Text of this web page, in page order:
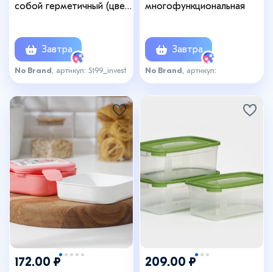
собой герметичный (цвет
Завтра
No Brand , артикул: S199_invest
многофункциональная
Завтра
No Brand , артикул:
овощерезка_мн_invest
172.00 ₽ 209.00 ₽